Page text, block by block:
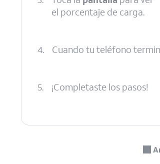
el porcentaje de carga.
4. Cuando tu teléfono
5. ¡Completaste los pasos!